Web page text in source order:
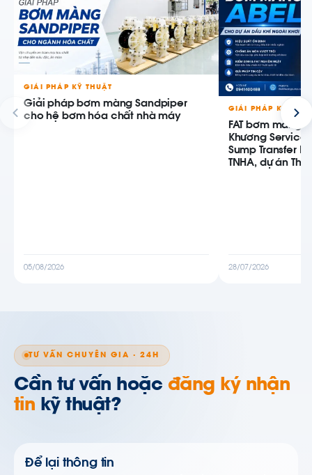
GIẢI PHÁP KỸ THUẬT
Giải pháp bơm màng Sandpiper
cho hệ bơm hóa chất nhà máy
05/08/2026
GIẢI PHÁP KỸ
FAT bơm màng
Khương
Sump Transfer
TNHA, dự án
28/07/2026
TƯ VẤN CHUYÊN GIA · 24H
Cần tư vấn hoặc đăng ký nhận
tin kỹ thuật?
Để lại thông tin